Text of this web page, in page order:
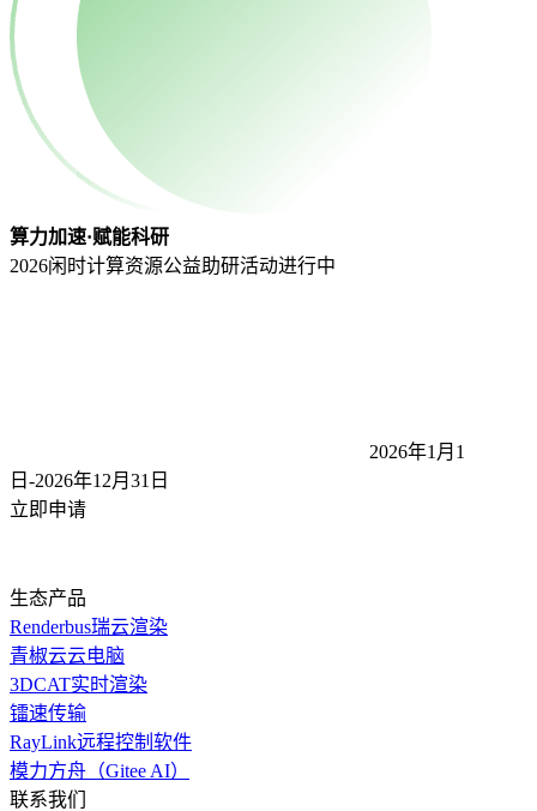
算力加速·赋能科研
2026闲时计算资源公益助研活动进行中
2026年1月1
日-2026年12月31 日
立即申请
生态产品
Renderbus瑞云渲染
青椒云云电脑
3DCAT实时渲染
镭速传输
RayLink远程控制软件
模力方舟（Gitee AI）
联系我们